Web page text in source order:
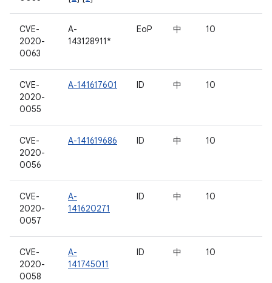
CVE-
2020-
0063
A-
143128911*
EoP 中 10
CVE-
2020-
0055
A-141617601 ID 中 10
CVE-
2020-
0056
A-141619686 ID 中 10
CVE-
2020-
0057
A-
141620271
ID 中 10
CVE-
2020-
0058
A-
141745011
ID 中 10